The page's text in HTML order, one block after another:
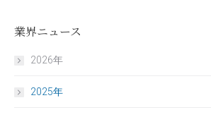
業界ニュース
2026年
2025年